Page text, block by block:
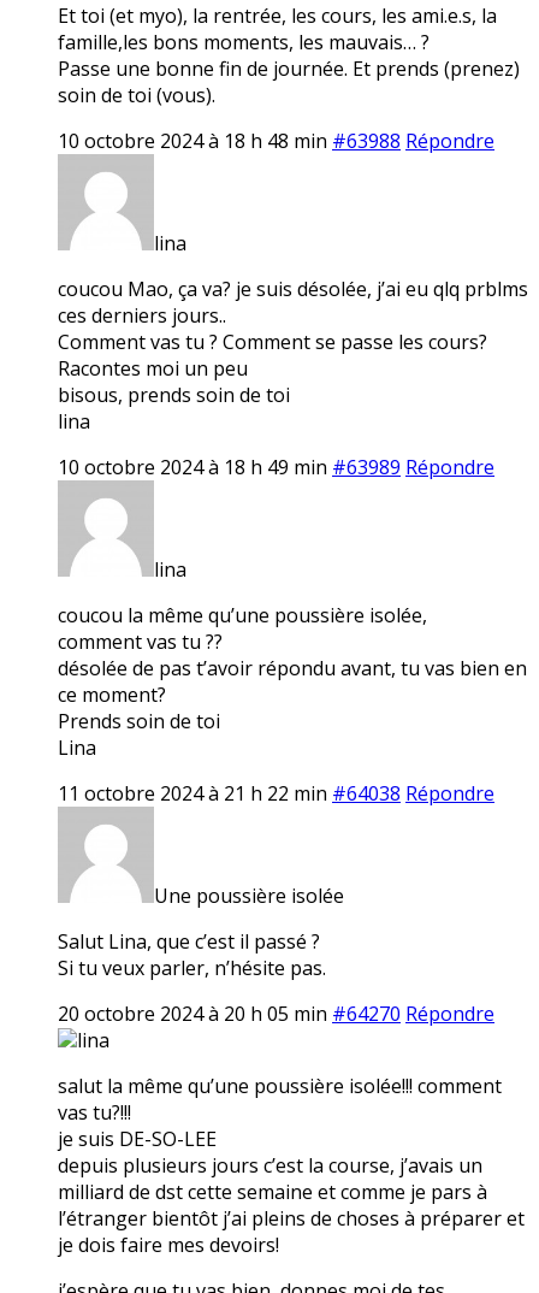
Et toi (et myo), la rentrée, les cours, les ami.e.s, la
famille,les bons moments, les mauvais… ?
Passe une bonne fin de journée. Et prends (prenez)
soin de toi (vous).
10 octobre 2024 à 18 h 48 min #63988 Répondre
lina
coucou Mao, ça va? je suis désolée, j’ai eu qlq prblms
ces derniers jours..
Comment vas tu ? Comment se passe les cours?
Racontes moi un peu
bisous, prends soin de toi
lina
10 octobre 2024 à 18 h 49 min #63989 Répondre
lina
coucou la même qu’une poussière isolée,
comment vas tu ??
désolée de pas t’avoir répondu avant, tu vas bien en
ce moment?
Prends soin de toi
Lina
11 octobre 2024 à 21 h 22 min #64038 Répondre
Une poussière isolée
Salut Lina, que c’est il passé ?
Si tu veux parler, n’hésite pas.
20 octobre 2024 à 20 h 05 min #64270 Répondre
lina
salut la même qu’une poussière isolée!!! comment
vas tu?!!!
je suis DE-SO-LEE
depuis plusieurs jours c’est la course, j’avais un
milliard de dst cette semaine et comme je pars à
l’étranger bientôt j’ai pleins de choses à préparer et
je dois faire mes devoirs!